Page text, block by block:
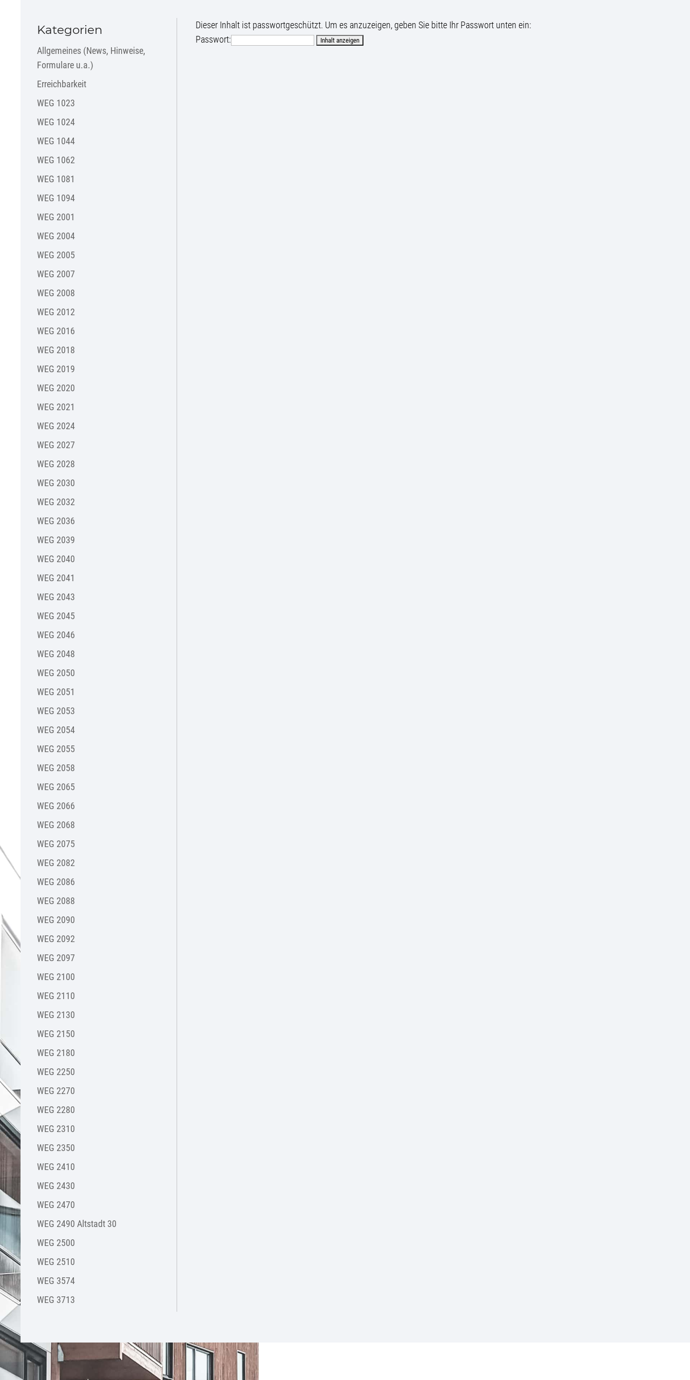
Kategorien
Allgemeines (News, Hinweise,
Formulare u.a.)
Erreichbarkeit
WEG 1023
WEG 1024
WEG 1044
WEG 1062
WEG 1081
WEG 1094
WEG 2001
WEG 2004
WEG 2005
WEG 2007
WEG 2008
WEG 2012
WEG 2016
WEG 2018
WEG 2019
WEG 2020
WEG 2021
WEG 2024
WEG 2027
WEG 2028
WEG 2030
WEG 2032
WEG 2036
WEG 2039
WEG 2040
WEG 2041
WEG 2043
WEG 2045
WEG 2046
WEG 2048
WEG 2050
WEG 2051
WEG 2053
WEG 2054
WEG 2055
WEG 2058
WEG 2065
WEG 2066
WEG 2068
WEG 2075
WEG 2082
WEG 2086
WEG 2088
WEG 2090
WEG 2092
WEG 2097
WEG 2100
WEG 2110
WEG 2130
WEG 2150
WEG 2180
WEG 2250
WEG 2270
WEG 2280
WEG 2310
WEG 2350
WEG 2410
WEG 2430
WEG 2470
WEG 2490 Altstadt 30
WEG 2500
WEG 2510
WEG 3574
WEG 3713
Dieser Inhalt ist passwortgeschützt. Um es anzuzeigen, geben Sie bitte Ihr Passwort unten ein:
Passwort: